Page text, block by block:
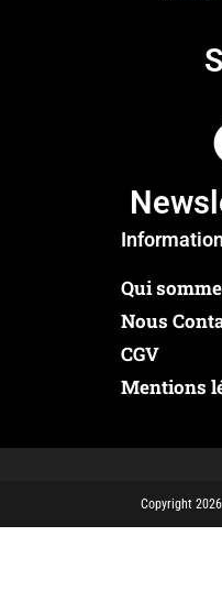
Qui
Nous
CGV
Mentions
Copyright